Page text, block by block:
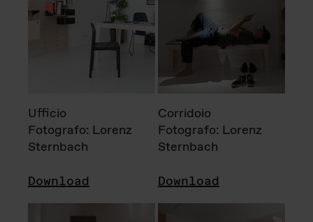
Ufficio
Fotografo: Lorenz
Sternbach
Download
Corridoio
Fotografo: Lorenz
Sternbach
Download